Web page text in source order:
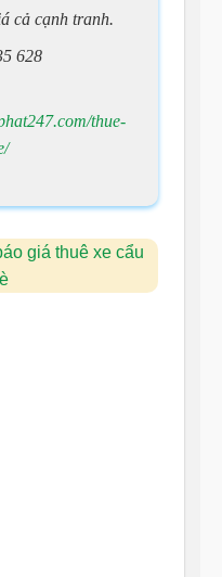
cả cạnh tranh.
628
thue-
giá thuê xe cẩu